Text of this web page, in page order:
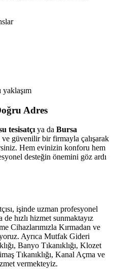
Adres
tesisatçı ya da Bursa
ve güvenilir bir firmayla çalışarak
Hem evinizin konforu hem
desteğin önemini göz ardı
işinde uzman profesyonel
hızlı hizmet sunmaktayız
Cihazlarımızla Kırmadan ve
Ayrıca Mutfak Gideri
Banyo Tıkanıklığı, Klozet
Tıkanıklığı, Kanal Açma ve
vermekteyiz.